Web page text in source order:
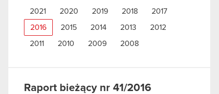
2021
2020 2019 2018 2017
2016 2015 2014 2013 2012
2011 2010 2009 2008
Raport bieżący nr 41/2016